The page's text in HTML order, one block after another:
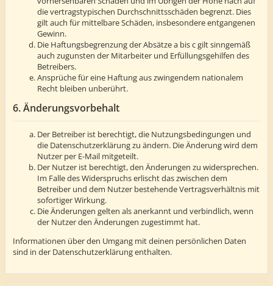
die vertragstypischen Durchschnittsschäden begrenzt. Dies
gilt auch für mittelbare Schäden, insbesondere entgangenen
Gewinn.
Die Haftungsbegrenzung der Absätze a bis c gilt sinngemäß
auch zugunsten der Mitarbeiter und Erfüllungsgehilfen des
Betreibers.
Ansprüche für eine Haftung aus zwingendem nationalem
Recht bleiben unberührt.
6. Änderungsvorbehalt
Der Betreiber ist berechtigt, die Nutzungsbedingungen und
die Datenschutzerklärung zu ändern. Die Änderung wird dem
Nutzer per E-Mail mitgeteilt.
Der Nutzer ist berechtigt, den Änderungen zu widersprechen.
Im Falle des Widerspruchs erlischt das zwischen dem
Betreiber und dem Nutzer bestehende Vertragsverhältnis mit
sofortiger Wirkung.
Die Änderungen gelten als anerkannt und verbindlich, wenn
der Nutzer den Änderungen zugestimmt hat.
Informationen über den Umgang mit deinen persönlichen Daten
sind in der Datenschutzerklärung enthalten.